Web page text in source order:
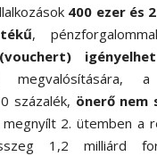
400 ezer és
,
megvalósítására,
százalék, önerő nem
2. ütemben a
1,2 milliárd